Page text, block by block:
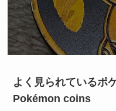
よく見られているポ
Pokémon coins